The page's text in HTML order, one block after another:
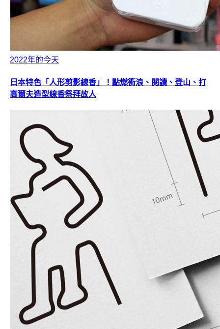
2022年的今天
日本特色「人形剪影線香」！點燃衝浪、閱讀、登山、打
高爾夫造型線香祭拜故人